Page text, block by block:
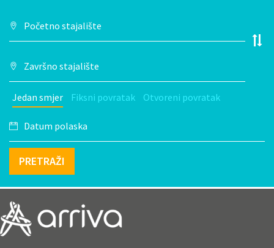
Jedan smjer Fiksni povratak Otvoreni povratak
PRETRAŽI